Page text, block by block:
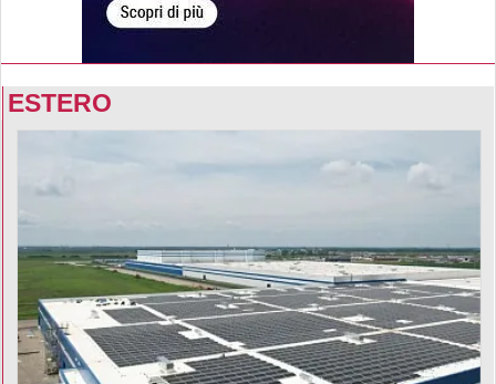
ESTERO